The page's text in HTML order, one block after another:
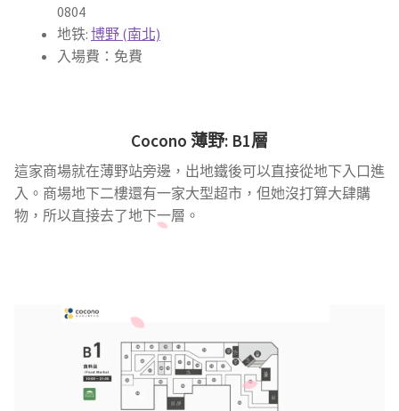
0804
地铁: 博野 (南北)
入場費：免費
Cocono 薄野: B1層
這家商場就在薄野站旁邊，出地鐵後可以直接從地下入口進
入。商場地下二樓還有一家大型超市，但她沒打算大肆購
物，所以直接去了地下一層。